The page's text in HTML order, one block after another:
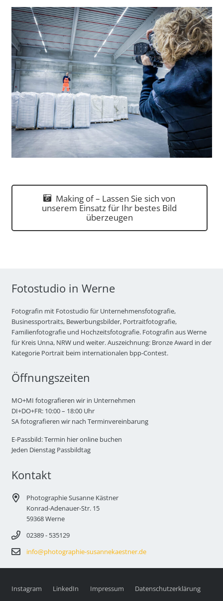
Making of – Lassen Sie sich von
unserem Einsatz für Ihr bestes Bild
überzeugen
Fotostudio in Werne
Fotografin mit Fotostudio für Unternehmensfotografie,
Businessportraits, Bewerbungsbilder, Portraitfotografie,
Familienfotografie und Hochzeitsfotografie. Fotografin aus Werne
für Kreis Unna, NRW und weiter. Auszeichnung: Bronze Award in der
Kategorie Portrait beim internationalen bpp-Contest.
Öffnungszeiten
MO+MI fotografieren wir in Unternehmen
DI+DO+FR: 10:00 – 18:00 Uhr
SA fotografieren wir nach Terminvereinbarung
E-Passbild: Termin hier online buchen
Jeden Dienstag Passbildtag
Kontakt
Photographie Susanne Kästner
Konrad-Adenauer-Str. 15
59368 Werne
02389 - 535129
info@photographie-susannekaestner.de
Instagram LinkedIn Impressum Datenschutzerklärung